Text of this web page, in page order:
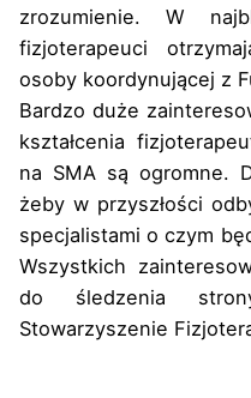
zrozumienie. W
fizjoterapeuci
osoby koordynującej z
Bardzo duże
kształcenia
na SMA są ogromne.
żeby w przyszłości
specjalistami o czym
Wszystkich
do śledzenia
Stowarzyszenie